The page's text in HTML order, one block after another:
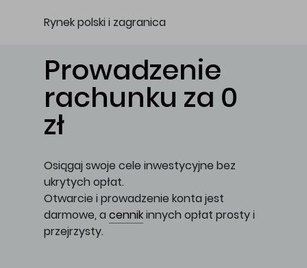
Rynek polski i zagranica
Prowadzenie
rachunku za 0
zł
Osiągaj swoje cele inwestycyjne bez
ukrytych opłat.
Otwarcie i prowadzenie konta jest
darmowe, a cennikinnych opłat prosty i
przejrzysty.